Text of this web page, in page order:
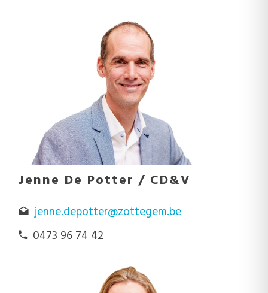
Jenne De Potter / CD&V
jenne.depotter@zottegem.be
0473 96 74 42